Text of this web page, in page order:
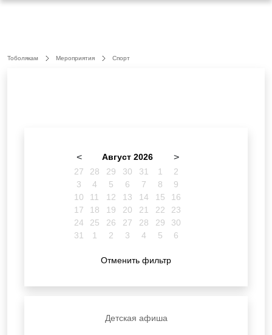
Тоболякам Мероприятия Спорт
< Август 2026 >
27 28 29 30 31 1
2
3
4 5 6 7 8
9
10
11 12 13 14 15
16
17
18 19 20 21 22
23
24
25 26 27 28 29
30
31
1 2 3 4 5 6
Отменить фильтр
Детская афиша